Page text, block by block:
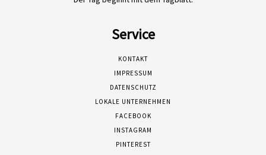
Service
KONTAKT
IMPRESSUM
DATENSCHUTZ
LOKALE UNTERNEHMEN
FACEBOOK
INSTAGRAM
PINTEREST